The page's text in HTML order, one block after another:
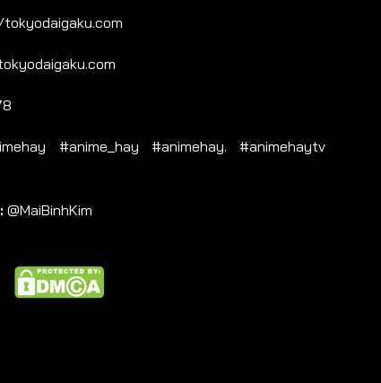
#anime_hay #animehay. #animehaytv
@MaiBinhKim